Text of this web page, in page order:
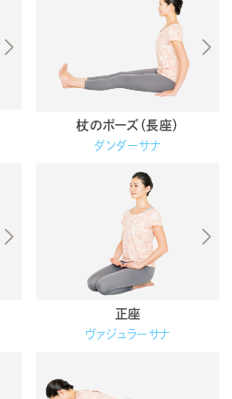
杖のポーズ（長座）
ダンダーサナ
正座
ヴァジュラーサナ